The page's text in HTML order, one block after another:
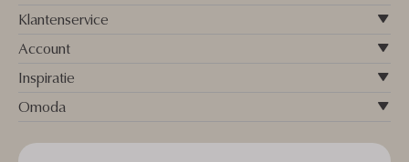
Klantenservice
Account
Inspiratie
Omoda